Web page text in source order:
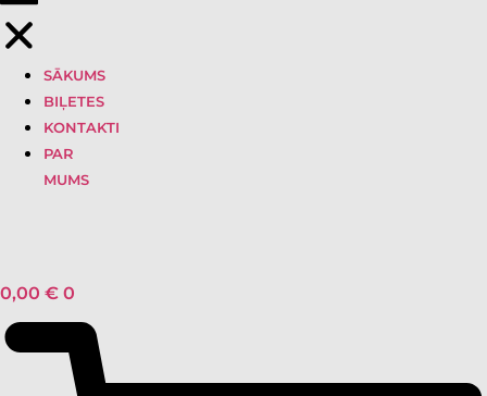
SĀKUMS
BIĻETES
KONTAKTI
PAR
MUMS
0,00 € 0